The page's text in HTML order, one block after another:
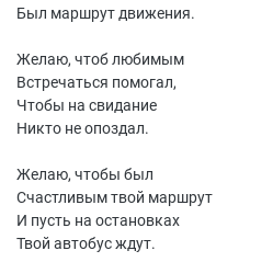
Был маршрут движения.
Желаю, чтоб любимым
Встречаться помогал,
Чтобы на свидание
Никто не опоздал.
Желаю, чтобы был
Счастливым твой маршрут
И пусть на остановках
Твой автобус ждут.